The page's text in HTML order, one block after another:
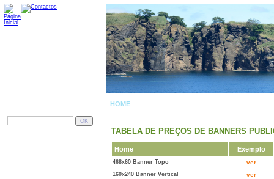
HOME
TABELA DE PREÇOS DE BANNERS
Home Exemplo
468x60 Banner Topo ver
160x240 Banner Vertical ver